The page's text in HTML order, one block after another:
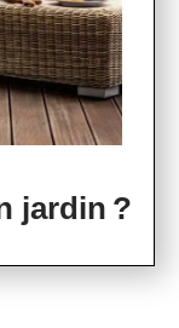
jardin ?